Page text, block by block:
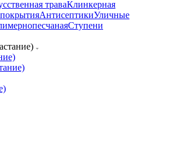
траваКлинкерная
АнтисептикиУличные
Ступени